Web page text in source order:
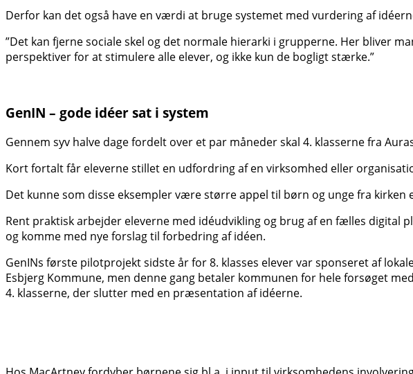
Derfor kan det også have en værdi at bruge systemet med vurdering af
”Det kan fjerne sociale skel og det normale hierarki i grupperne. Her bliver
perspektiver for at stimulere alle elever, og ikke kun de bogligt stærke.”
GenIN – gode idéer sat i system
Gennem syv halve dage fordelt over et par måneder skal 4. klasserne fra
Kort fortalt får eleverne stillet en udfordring af en virksomhed eller
Det kunne som disse eksempler være større appel til børn og unge fra
Rent praktisk arbejder eleverne med idéudvikling og brug af en fælles digital
og komme med nye forslag til forbedring af idéen.
GenINs første pilotprojekt sidste år for 8. klasses elever var sponseret af
Esbjerg Kommune, men denne gang betaler kommunen for hele forsøget med
4. klasserne, der slutter med en præsentation af idéerne.